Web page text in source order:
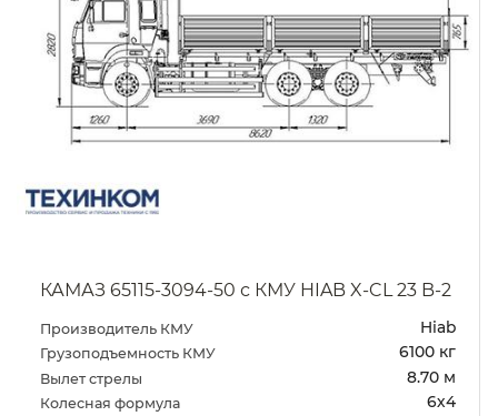
КАМАЗ 65115-3094-50 с КМУ HIAB X-CL 23 B-2
Производитель КМУ Hiab
Грузоподъемность КМУ 6100 кг
Вылет стрелы 8.70 м
Колесная формула 6х4